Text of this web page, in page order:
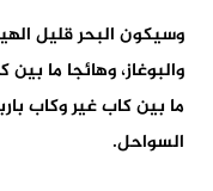
وسيكون البحر قليل
والبوغاز، وهائجا ما
ما بين كاب غير وكاب
السواحل.